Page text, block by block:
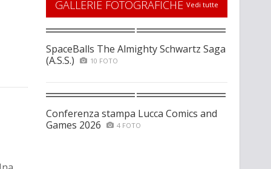
GALLERIE FOTOGRAFICHE Vedi tutte
SpaceBalls The Almighty Schwartz Saga
(A.S.S.)
10 FOTO
Conferenza stampa Lucca Comics and
Games 2026
4 FOTO